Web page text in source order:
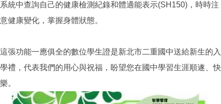
系統中查詢自己的健康檢測紀錄和體適能表示(SH150)，時時注
意健康變化，掌握身體狀態。
這張功能一應俱全的數位學生證是新北市二重國中送給新生的入
學禮，代表我們的用心與祝福，盼望您在國中學習生涯順遂、快
樂。